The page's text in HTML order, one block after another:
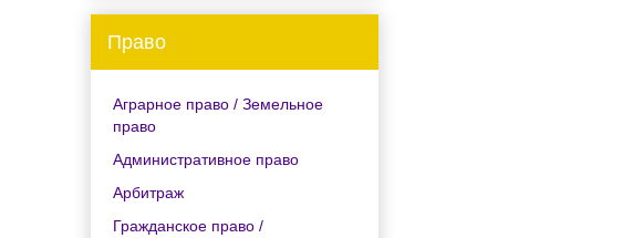
Право
Аграрное право / Земельное
право
Административное право
Арбитраж
Гражданское право /